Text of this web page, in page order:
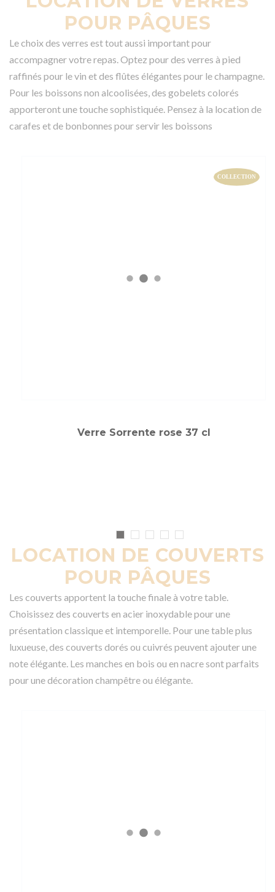
POUR PÂQUES
Le choix des verres est tout aussi important pour
accompagner votre repas. Optez pour des verres à pied
raffinés pour le vin et des flûtes élégantes pour le champagne.
Pour les boissons non alcoolisées, des gobelets colorés
apporteront une touche sophistiquée. Pensez à la location de
carafes et de bonbonnes pour servir les boissons
Verre Sorrente rose 37 cl
LOCATION DE COUVERTS
POUR PÂQUES
Les couverts apportent la touche finale à votre table.
Choisissez des couverts en acier inoxydable pour une
présentation classique et intemporelle. Pour une table plus
luxueuse, des couverts dorés ou cuivrés peuvent ajouter une
note élégante. Les manches en bois ou en nacre sont parfaits
pour une décoration champêtre ou élégante.